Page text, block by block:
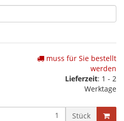
muss für Sie bestellt
werden
Lieferzeit: 1 - 2
Werktage
Stück